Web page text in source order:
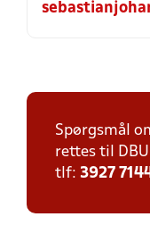
Spørgsmål
rettes til
tlf: 3927